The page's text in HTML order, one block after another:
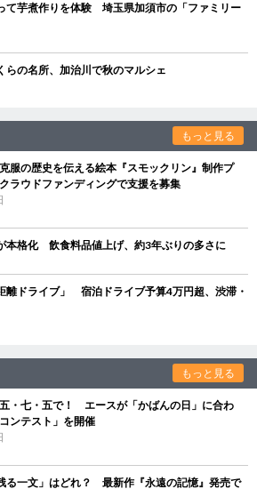
て芋煮作りを体験 埼玉県加須市の「ファミリー
らの名所、加治川で秋のマルシェ
もっと見る
服の歴史を伝える絵本『スモックリン』制作プ
ラウドファンディングで支援を募集
本格化 飲食料品値上げ、約3年ぶりの多さに
離ドライブ」 宿泊ドライブ予算4万円超、渋滞・
もっと見る
・七・五で！ エースが「かばんの日」に合わ
ンテスト」を開催
る一文」はどれ？ 最新作『永遠の記憶』発売で